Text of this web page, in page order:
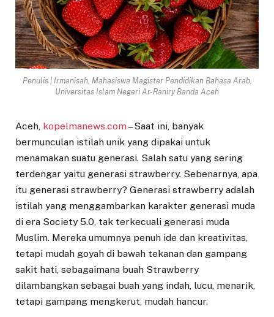
Penulis | Irmanisah, Mahasiswa Magister Pendidikan Bahasa Arab,
Universitas Islam Negeri Ar-Raniry Banda Aceh
Aceh, kopelmanews.com– Saat ini, banyak
bermunculan istilah unik yang dipakai untuk
menamakan suatu generasi. Salah satu yang sering
terdengar yaitu generasi strawberry. Sebenarnya, apa
itu generasi strawberry? Generasi strawberry adalah
istilah yang menggambarkan karakter generasi muda
di era Society 5.0, tak terkecuali generasi muda
Muslim. Mereka umumnya penuh ide dan kreativitas,
tetapi mudah goyah di bawah tekanan dan gampang
sakit hati, sebagaimana buah Strawberry
dilambangkan sebagai buah yang indah, lucu, menarik,
tetapi gampang mengkerut, mudah hancur.